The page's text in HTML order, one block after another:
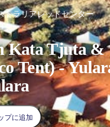
トラリアレッドセンター
Kata Tjuta &
Tent) -
プに追加